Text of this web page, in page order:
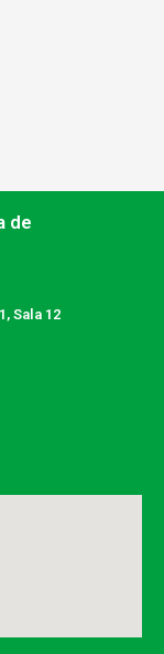
de
Sala 12